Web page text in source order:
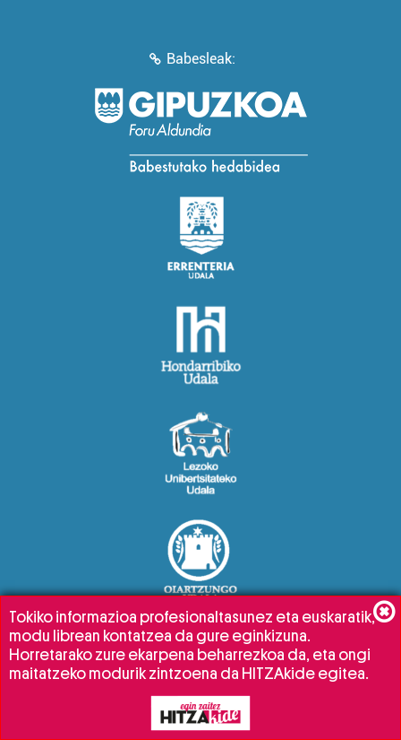
Babesleak:
Tokiko informazioa profesionaltasunez eta euskaratik,
modu librean kontatzea da gure eginkizuna.
Horretarako zure ekarpena beharrezkoa da, eta ongi
maitatzeko modurik zintzoena da HITZAkide egitea.